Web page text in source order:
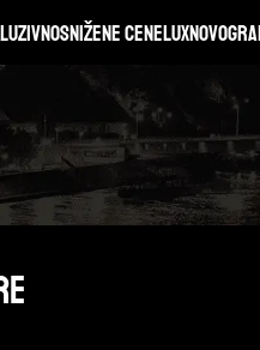
Snižene ceneLux